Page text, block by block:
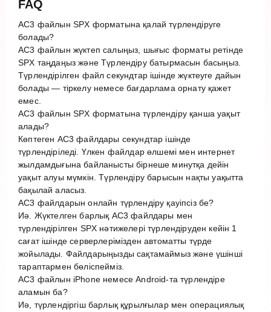
FAQ
AC3 файлын SPX форматына қалай түрлендіруге
болады?
AC3 файлын жүктеп салыңыз, шығыс форматы ретінде
SPX таңдаңыз және Түрлендіру батырмасын басыңыз.
Түрлендірілген файл секундтар ішінде жүктеуге дайын
болады — тіркелу немесе бағдарлама орнату қажет
емес.
AC3 файлын SPX форматына түрлендіру қанша уақыт
алады?
Көптеген AC3 файлдары секундтар ішінде
түрлендіріледі. Үлкен файлдар өлшемі мен интернет
жылдамдығына байланысты бірнеше минутқа дейін
уақыт алуы мүмкін. Түрлендіру барысын нақты уақытта
бақылай аласыз.
AC3 файлдарын онлайн түрлендіру қауіпсіз бе?
Иә. Жүктелген барлық AC3 файлдары мен
түрлендірілген SPX нәтижелері түрлендіруден кейін 1
сағат ішінде серверлерімізден автоматты түрде
жойылады. Файлдарыңызды сақтамаймыз және үшінші
тараптармен бөліспейміз.
AC3 файлын iPhone немесе Android-та түрлендіре
аламын ба?
Иә, түрлендіргіш барлық құрылғылар мен операциялық